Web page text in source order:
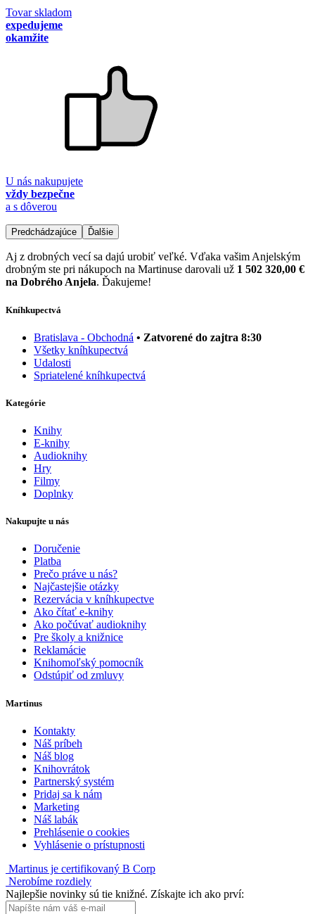
Tovar skladom
expedujeme
okamžite
U nás nakupujete
vždy bezpečne
a s dôverou
Predchádzajúce Ďalšie
Aj z drobných vecí sa dajú urobiť veľké. Vďaka vašim Anjelským
drobným ste pri nákupoch na Martinuse darovali už 1 502 320,00 €
na Dobrého Anjela. Ďakujeme!
Kníhkupectvá
Bratislava - Obchodná • Zatvorené do zajtra 8:30
Všetky kníhkupectvá
Udalosti
Spriatelené kníhkupectvá
Kategórie
Knihy
E-knihy
Audioknihy
Hry
Filmy
Doplnky
Nakupujte u nás
Doručenie
Platba
Prečo práve u nás?
Najčastejšie otázky
Rezervácia v kníhkupectve
Ako čítať e-knihy
Ako počúvať audioknihy
Pre školy a knižnice
Reklamácie
Knihomoľský pomocník
Odstúpiť od zmluvy
Martinus
Kontakty
Náš príbeh
Náš blog
Knihovrátok
Partnerský systém
Pridaj sa k nám
Marketing
Náš labák
Prehlásenie o cookies
Vyhlásenie o prístupnosti
Martinus je certifikovaný B Corp
Nerobíme rozdiely
Najlepšie novinky sú tie knižné. Získajte ich ako prví: